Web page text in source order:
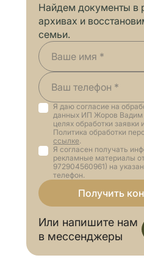
Найдем документы в
архивах и
семьи.
Или напишите нам
в мессенджеры
Я даю согласие на
данных ИП Жоров
целях обработки заявки
Политика обработки
ссылке.
Я согласен получать
рекламные материалы
972904560961) на
телефон.
Получить